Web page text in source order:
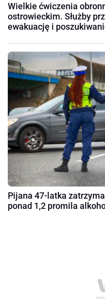
Wielkie ćwiczenia
ostrowieckim. Służby
ewakuację i
Pijana 47-latka
ponad 1,2 promila